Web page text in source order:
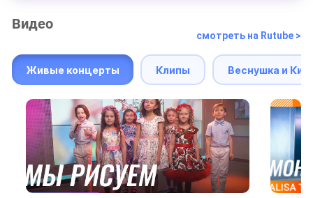
Видео
смотреть на Rutube >
Живые концерты Клипы Веснушка и